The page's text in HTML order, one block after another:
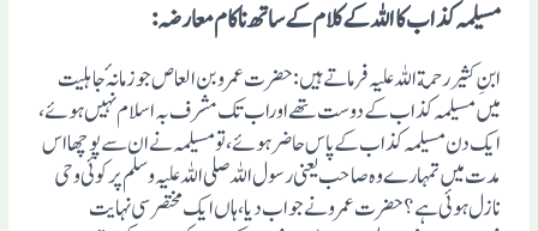
مسیلمہ کذاب کا اللہ کے کلام کے ساتھ ناکام معارضہ:
ابنِ کثیررحمة اللہ علیہ فرماتے ہیں : حضرت عمروبن العاص جو زمانہٴ جاہلیت
میں مسیلمہ کذاب کے دوست تھے اوراب تک مشرف بہ اسلام نہیں ہوئے،
ایک دن مسیلمہ کذاب کے پاس حاضرہوئے، تو مسیلمہ نے ان سے پوچھا اس
مدت میں تمہارے وہ صاحب یعنی رسول اللہ صلی اللہ علیہ وسلم پرکوئی وحی
نازل ہوئی ہے؟ حضرت عمرو نے جواب دیا ، ہاں ایک مختصر سی نہایت